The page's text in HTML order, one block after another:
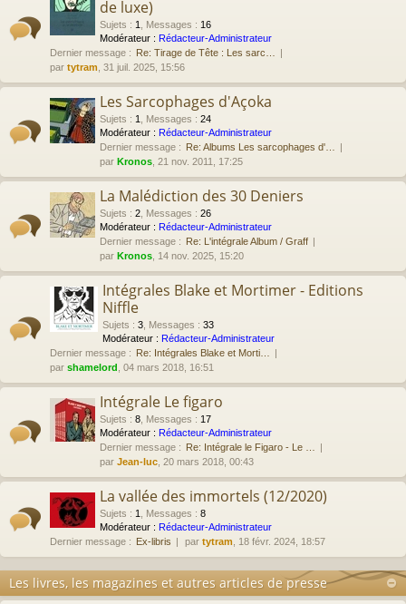
de luxe)
Sujets : 1 Messages : 16
Modérateur : Rédacteur-Administrateur
Dernier message : Re: Tirage de Tête : Les sarc…
par tytram , 31 juil. 2025, 15:56
Les Sarcophages d'Açoka
Sujets : 1 Messages : 24
Modérateur : Rédacteur-Administrateur
Dernier message : Re: Albums Les sarcophages d'…
par Kronos , 21 nov. 2011, 17:25
La Malédiction des 30 Deniers
Sujets : 2 Messages : 26
Modérateur : Rédacteur-Administrateur
Dernier message : Re: L'intégrale Album / Graff
par Kronos , 14 nov. 2025, 15:20
Intégrales Blake et Mortimer - Editions
Niffle
Sujets : 3 Messages : 33
Modérateur : Rédacteur-Administrateur
Dernier message : Re: Intégrales Blake et Morti…
par shamelord , 04 mars 2018, 16:51
Intégrale Le figaro
Sujets : 8 Messages : 17
Modérateur : Rédacteur-Administrateur
Dernier message : Re: Intégrale le Figaro - Le …
par Jean-luc , 20 mars 2018, 00:43
La vallée des immortels (12/2020)
Sujets : 1 Messages : 8
Modérateur : Rédacteur-Administrateur
Dernier message : Ex-libris par tytram , 18 févr. 2024, 18:57
Les livres, les magazines et autres articles de presse